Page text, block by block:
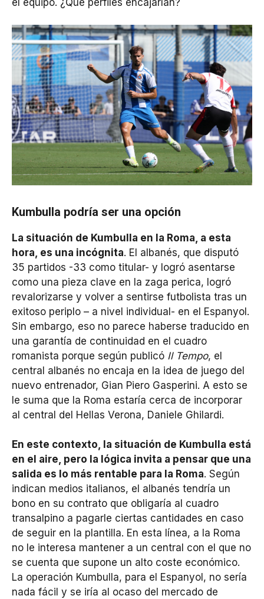
Kumbulla podría ser una opción
La situación de Kumbulla en la Roma, a esta
hora, es una incógnita. El albanés, que disputó
35 partidos -33 como titular- y logró asentarse
como una pieza clave en la zaga perica, logró
revalorizarse y volver a sentirse futbolista tras un
exitoso periplo – a nivel individual- en el Espanyol.
Sin embargo, eso no parece haberse traducido en
una garantía de continuidad en el cuadro
romanista porque según publicó Il Tempo, el
central albanés no encaja en la idea de juego del
nuevo entrenador, Gian Piero Gasperini. A esto se
le suma que la Roma estaría cerca de incorporar
al central del Hellas Verona, Daniele Ghilardi.
En este contexto, la situación de Kumbulla está
en el aire, pero la lógica invita a pensar que una
salida es lo más rentable para la Roma. Según
indican medios italianos, el albanés tendría un
bono en su contrato que obligaría al cuadro
transalpino a pagarle ciertas cantidades en caso
de seguir en la plantilla. En esta línea, a la Roma
no le interesa mantener a un central con el que no
se cuenta que supone un alto coste económico.
La operación Kumbulla, para el Espanyol, no sería
nada fácil y se iría al ocaso del mercado de